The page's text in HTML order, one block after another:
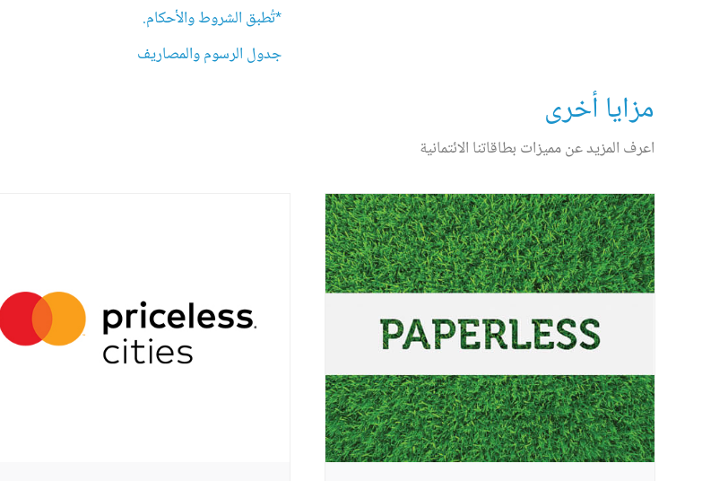
*تُطبق الشروط والأحكام.
جدول الرسوم والمصاريف
مزايا أخرى
اعرف المزيد عن مميزات بطاقاتنا الائتمانية